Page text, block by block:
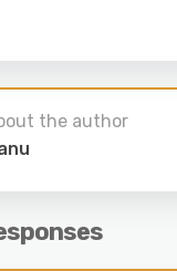
the author